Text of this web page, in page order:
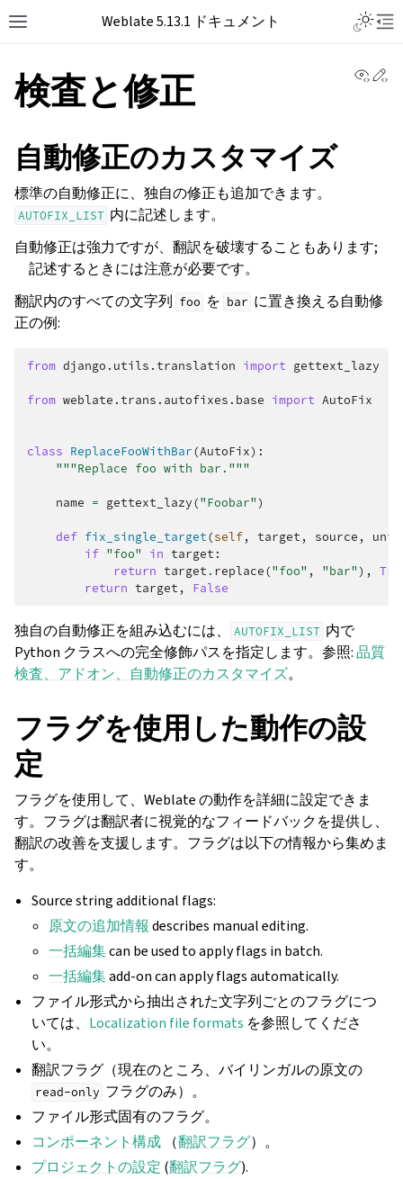
Toggle site navigation sidebar
Weblate 5.13.1 ドキュメント
navigation of 導入方法
検査と修正
自動修正のカスタマイズ
標準の自動修正に、独自の修正も追加できます。
AUTOFIX_LIST 内に記述します。
自動修正は強力ですが、翻訳を破壊することもあります;
記述するときには注意が必要です。
翻訳内のすべての文字列 foo を bar に置き換える自動修
正の例:
from django.utils.translation import gettext_lazy
from weblate.trans.autofixes.base import AutoFix
class ReplaceFooWithBar(AutoFix):
"""Replace foo with bar."""
name = gettext_lazy("Foobar")
def fix_single_target(self, target , source , unit
if "foo" in target :
return target . replace("foo" , "bar"),
return target , False
独自の自動修正を組み込むには、 AUTOFIX_LIST 内で
Python クラスへの完全修飾パスを指定します。参照:品質
検査、アドオン、自動修正のカスタマイズ。
フラグを使用した動作の設
定
フラグを使用して、Weblate の動作を詳細に設定できま
す。フラグは翻訳者に視覚的なフィードバックを提供し、
翻訳の改善を支援します。フラグは以下の情報から集めま
す。
Source string additional flags:
原文の追加情報 describes manual editing.
一括編集can be used to apply flags in batch.
一括編集add-on can apply flags automatically.
ファイル形式から抽出された文字列ごとのフラグにつ
いては、 Localization file formats を参照してくださ
い。
翻訳フラグ（現在のところ、バイリンガルの原文の
read-only フラグのみ）。
ファイル形式固有のフラグ。
コンポーネント構成 （翻訳フラグ）。
プロジェクトの設定 (翻訳フラグ).